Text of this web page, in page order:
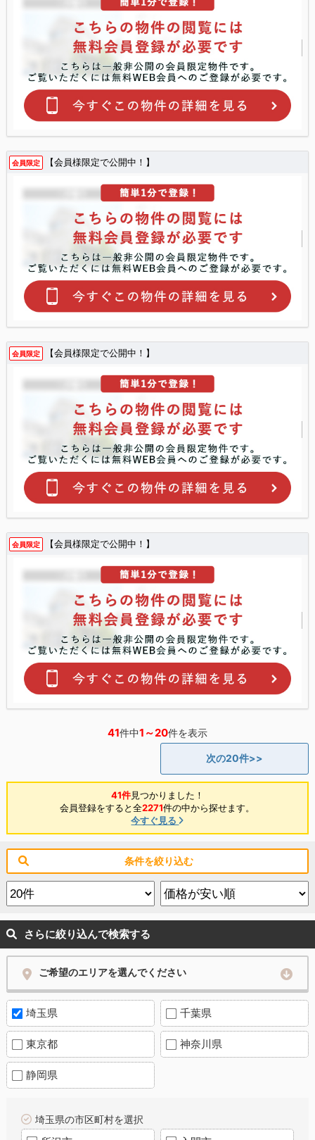
会員限定 【会員様限定で公開中！】
会員限定 【会員様限定で公開中！】
会員限定 【会員様限定で公開中！】
41件中1～20件を表示
次の20件>>
41件見つかりました！
会員登録をすると全2271件の中から探せます。
今すぐ見る
条件を絞り込む
さらに絞り込んで検索する
ご希望のエリアを選んでください
埼玉県 千葉県
東京都 神奈川県
静岡県
埼玉県の市区町村を選択